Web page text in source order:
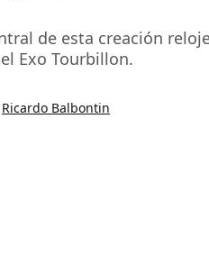
de esta creación
Exo Tourbillon.
Ricardo Balbontin